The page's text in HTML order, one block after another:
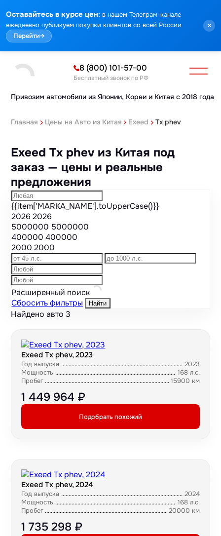
Оставайтесь в курсе цен: в нашем Телеграм-канале
ежедневно публикуем покупки клиентов со всей России
Перейти→
×
Привозим автомобили из Японии, Кореи и Китая с 2018 года
8 (800) 101-57-00
Бесплатный звонок по РФ
Главная Цены на Авто из Китая Exeed Tx phev
Exeed Tx phev из Китая под
заказ — цены и реальные
предложения
{{item['MARKA_NAME'].toUpperCase()}}
20262026
5000000 5000000
400000400000
20002000
Расширенный поиск
Сбросить фильтры
Найти
Найдено авто3
Exeed Tx phev, 2023
Год выпуска
2023
Мощность
168 л.с.
Пробег
15900 км
1 449 964 ₽
Подобрать похожий
Exeed Tx phev, 2024
Год выпуска
2024
Мощность
168 л.с.
Пробег
20000 км
1 735 298 ₽